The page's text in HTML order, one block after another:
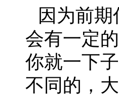
因为前
会有一定
你就一下
不同的，